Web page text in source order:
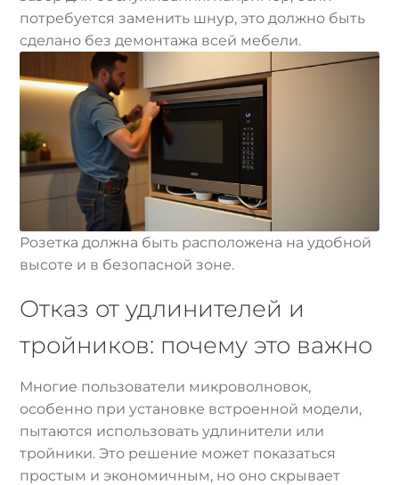
потребуется заменить шнур, это должно быть
сделано без демонтажа всей мебели.
Розетка должна быть расположена на удобной
высоте и в безопасной зоне.
Отказ от удлинителей и
тройников: почему это важно
Многие пользователи микроволновок,
особенно при установке встроенной модели,
пытаются использовать удлинители или
тройники. Это решение может показаться
простым и экономичным, но оно скрывает